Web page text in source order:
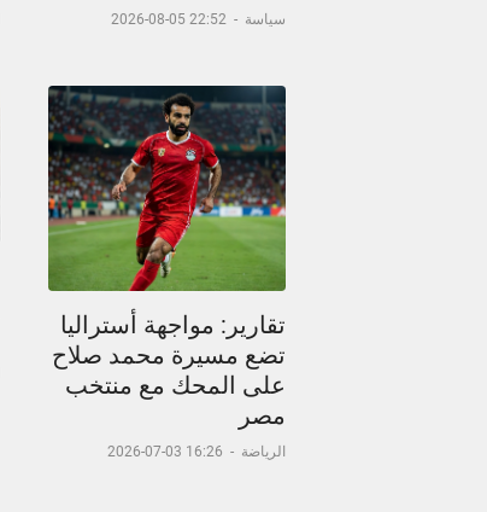
سياسة -
22:52 05-08-2026
تقارير: مواجهة أستراليا
تضع مسيرة محمد صلاح
على المحك مع منتخب
مصر
الرياضة -
16:26 03-07-2026